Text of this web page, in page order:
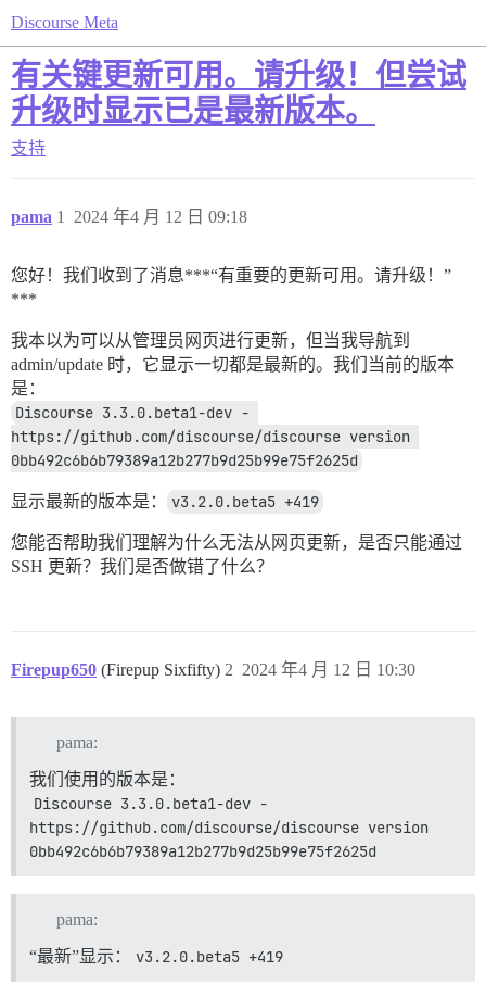
Discourse Meta
有关键更新可用。请升级！但尝试
升级时显示已是最新版本。
支持
pama 2024 年4 月 12 日 09:18
1
您好！我们收到了消息***“有重要的更新可用。请升级！”
***
我本以为可以从管理员网页进行更新，但当我导航到
admin/update 时，它显示一切都是最新的。我们当前的版本
是：
Discourse 3.3.0.beta1-dev -
https://github.com/discourse/discourse version
0bb492c6b6b79389a12b277b9d25b99e75f2625d
显示最新的版本是： v3.2.0.beta5 +419
您能否帮助我们理解为什么无法从网页更新，是否只能通过
SSH 更新？我们是否做错了什么？
Firepup650 (Firepup Sixfifty) 2024 年4 月 12 日 10:30
2
pama:
我们使用的版本是：
Discourse 3.3.0.beta1-dev -
https://github.com/discourse/discourse version
0bb492c6b6b79389a12b277b9d25b99e75f2625d
pama:
“最新”显示：
v3.2.0.beta5 +419